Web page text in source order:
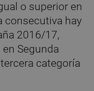
o superior en
consecutiva hay
2016/17,
Segunda
categoría